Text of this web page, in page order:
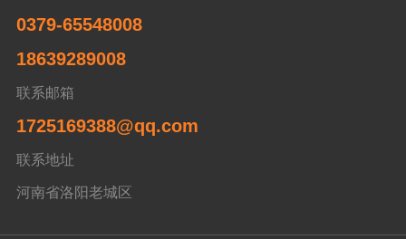
0379-65548008
18639289008
联系邮箱
1725169388@qq.com
联系地址
河南省洛阳老城区